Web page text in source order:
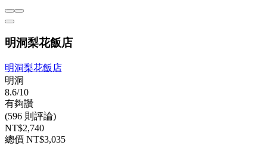
明洞梨花飯店
明洞梨花飯店
明洞
8.6/10
有夠讚
(596 則評論)
NT$2,740
總價 NT$3,035